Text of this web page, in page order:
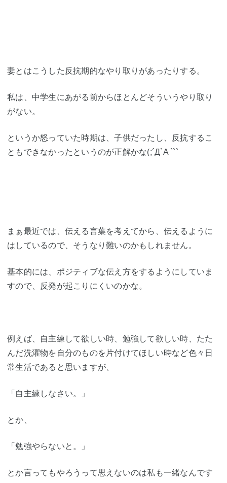
妻とはこうした反抗期的なやり取りがあったりする。
私は、中学生にあがる前からほとんどそういうやり取り
がない。
というか怒っていた時期は、子供だったし、反抗するこ
ともできなかったというのが正解かな(;´Д`A ```
まぁ最近では、伝える言葉を考えてから、伝えるように
はしているので、そうなり難いのかもしれません。
基本的には、ポジティブな伝え方をするようにしていま
すので、反発が起こりにくいのかな。
例えば、自主練して欲しい時、勉強して欲しい時、たた
んだ洗濯物を自分のものを片付けてほしい時など色々日
常生活であると思いますが、
「自主練しなさい。」
とか、
「勉強やらないと。」
とか言ってもやろうって思えないのは私も一緒なんです